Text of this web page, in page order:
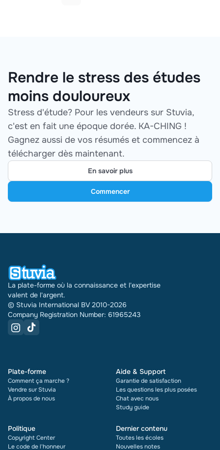
Rendre le stress des études
moins douloureux
Stress d'étude? Pour les vendeurs sur Stuvia,
c'est en fait une époque dorée. KA-CHING !
Gagnez aussi de vos résumés et commencez à
télécharger dès maintenant.
En savoir plus
Commencer
La plate-forme où la connaissance et l'expertise
valent de l'argent.
© Stuvia International BV 2010-2026
Company Registration Number: 61965243
Plate-forme
Comment ça marche ?
Vendre sur Stuvia
À propos de nous
Aide & Support
Garantie de satisfaction
Les questions les plus posées
Chat avec nous
Study guide
Politique
Copyright Center
Le code de l'honneur
Dernier contenu
Toutes les écoles
Nouvelles notes